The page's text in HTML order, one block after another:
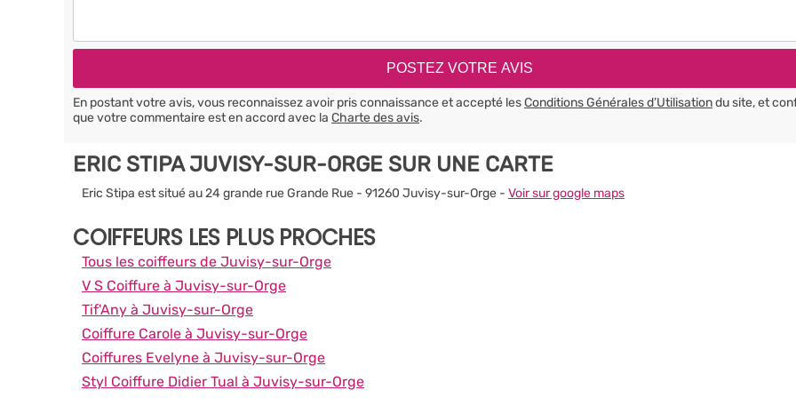
En postant votre avis, vous reconnaissez avoir pris connaissance et accepté lesConditions Générales d’Utilisationdu site, et
que votre commentaire est en accord avec la Charte des avis.
ERIC STIPA JUVISY-SUR-ORGE SUR UNE CARTE
Eric Stipa est situé au 24 grande rue Grande Rue - 91260 Juvisy-sur-Orge - Voir sur google maps
COIFFEURS LES PLUS PROCHES
Tous les coiffeurs de Juvisy-sur-Orge
V S Coiffure à Juvisy-sur-Orge
Tif'Any à Juvisy-sur-Orge
Coiffure Carole à Juvisy-sur-Orge
Coiffures Evelyne à Juvisy-sur-Orge
Styl Coiffure Didier Tual à Juvisy-sur-Orge